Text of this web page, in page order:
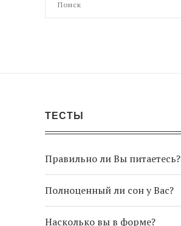
ТЕСТЫ
Правильно ли Вы питаетесь?
Полноценный ли сон у Вас?
Насколько вы в форме?